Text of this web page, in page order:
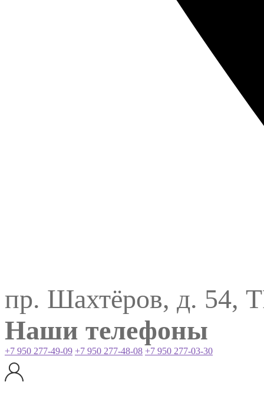
пр. Шахтёров, д. 54,
Наши телефоны
+7 950 277-49-09 +7 950 277-48-08 +7 950 277-03-30